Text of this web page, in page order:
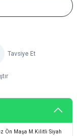
Tavsiye Et
Ön Maşa M.Kilitli Siyah